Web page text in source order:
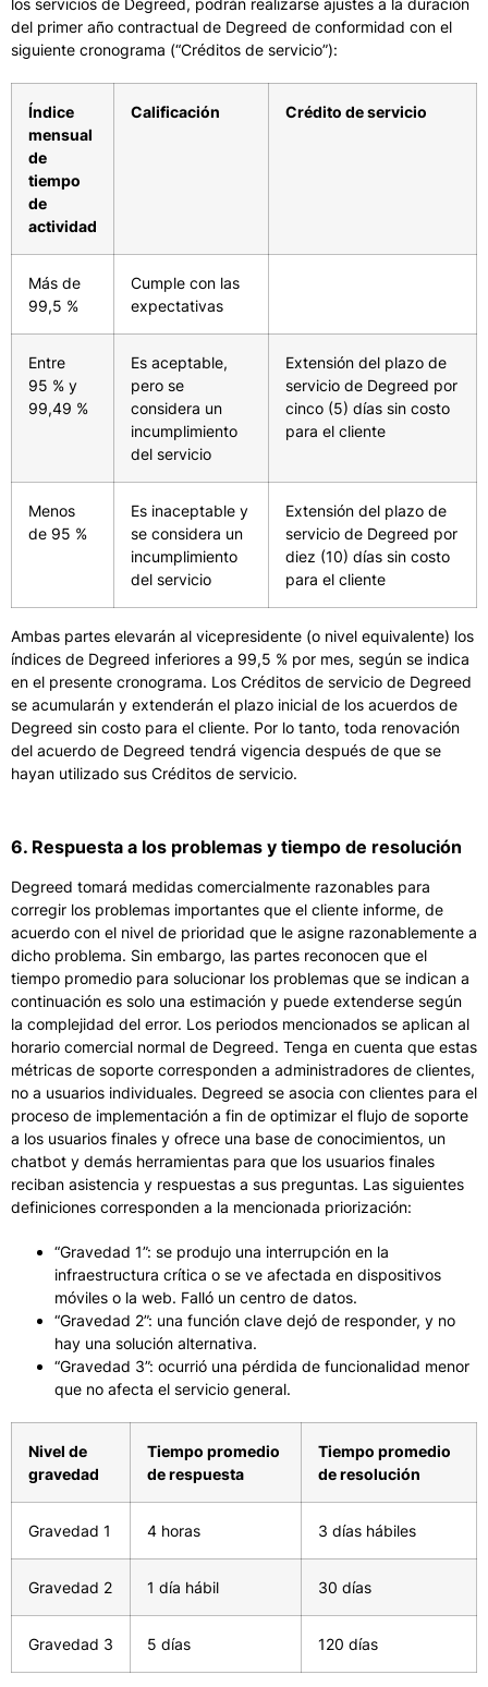
los servicios de Degreed, podrán realizarse ajustes a la duración
del primer año contractual de Degreed de conformidad con el
siguiente cronograma (“Créditos de servicio”):
Índice
mensual
de
tiempo
de
actividad
Calificación Crédito de servicio
Más de
99,5 %
Cumple con las
expectativas
Entre
95 % y
99,49 %
Es aceptable,
pero se
considera un
incumplimiento
del servicio
Extensión del plazo de
servicio de Degreed por
cinco (5) días sin costo
para el cliente
Menos
de 95 %
Es inaceptable y
se considera un
incumplimiento
del servicio
Extensión del plazo de
servicio de Degreed por
diez (10) días sin costo
para el cliente
Ambas partes elevarán al vicepresidente (o nivel equivalente) los
índices de Degreed inferiores a 99,5 % por mes, según se indica
en el presente cronograma. Los Créditos de servicio de Degreed
se acumularán y extenderán el plazo inicial de los acuerdos de
Degreed sin costo para el cliente. Por lo tanto, toda renovación
del acuerdo de Degreed tendrá vigencia después de que se
hayan utilizado sus Créditos de servicio.
6. Respuesta a los problemas y tiempo de resolución
Degreed tomará medidas comercialmente razonables para
corregir los problemas importantes que el cliente informe, de
acuerdo con el nivel de prioridad que le asigne razonablemente a
dicho problema. Sin embargo, las partes reconocen que el
tiempo promedio para solucionar los problemas que se indican a
continuación es solo una estimación y puede extenderse según
la complejidad del error. Los periodos mencionados se aplican al
horario comercial normal de Degreed. Tenga en cuenta que estas
métricas de soporte corresponden a administradores de clientes,
no a usuarios individuales. Degreed se asocia con clientes para el
proceso de implementación a fin de optimizar el flujo de soporte
a los usuarios finales y ofrece una base de conocimientos, un
chatbot y demás herramientas para que los usuarios finales
reciban asistencia y respuestas a sus preguntas. Las siguientes
definiciones corresponden a la mencionada priorización:
“Gravedad 1”: se produjo una interrupción en la
infraestructura crítica o se ve afectada en dispositivos
móviles o la web. Falló un centro de datos.
“Gravedad 2”: una función clave dejó de responder, y no
hay una solución alternativa.
“Gravedad 3”: ocurrió una pérdida de funcionalidad menor
que no afecta el servicio general.
Nivel de
gravedad
Tiempo promedio
de respuesta
Tiempo promedio
de resolución
Gravedad 1 4 horas 3 días hábiles
Gravedad 2 1 día hábil 30 días
Gravedad 3 5 días 120 días